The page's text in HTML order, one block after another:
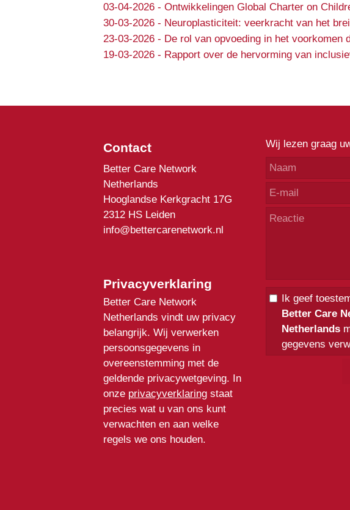
03-04-2026- Ontwikkelingen Global Charter on
30-03-2026- Neuroplasticiteit: veerkracht van het
23-03-2026- De rol van opvoeding in het voorkomen
19-03-2026- Rapport over de hervorming van
Contact
Better Care Network
Netherlands
Hooglandse Kerkgracht 17G
2312 HS Leiden
info@bettercarenetwork.nl
Privacyverklaring
Better Care Network
Netherlands vindt uw privacy
belangrijk. Wij verwerken
persoonsgegevens in
overeenstemming met de
geldende privacywetgeving. In
onze privacyverklaringstaat
precies wat u van ons kunt
verwachten en aan welke
regels we ons houden.
Wij lezen graag
Ik geef
Better Care
Netherlands
gegevens